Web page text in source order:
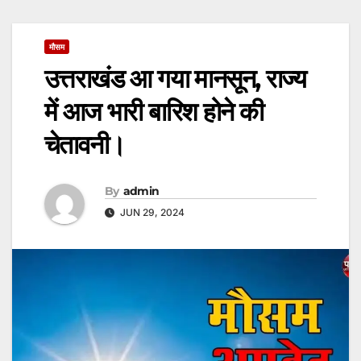
मौसम
उत्तराखंड आ गया मानसून, राज्य
में आज भारी बारिश होने की
चेतावनी।
By admin
JUN 29, 2024